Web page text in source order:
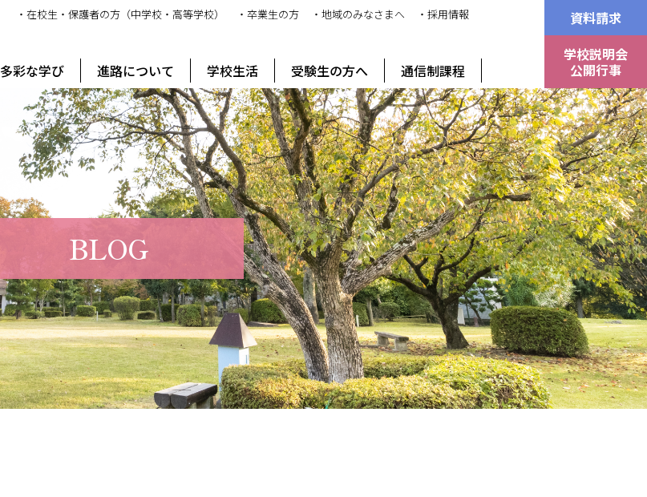
・在校生・保護者の方（中学校・高等学校） ・卒業生の方 ・地域のみなさまへ
・採用情報
多彩な学び 進路について 学校生活 受験生の方へ 通信制課程
資料請求
学校説明会
公開行事
BLOG